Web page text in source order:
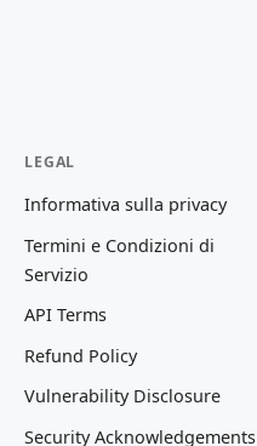
LEGAL
Informativa sulla privacy
Termini e Condizioni di
Servizio
API Terms
Refund Policy
Vulnerability Disclosure
Security Acknowledgements